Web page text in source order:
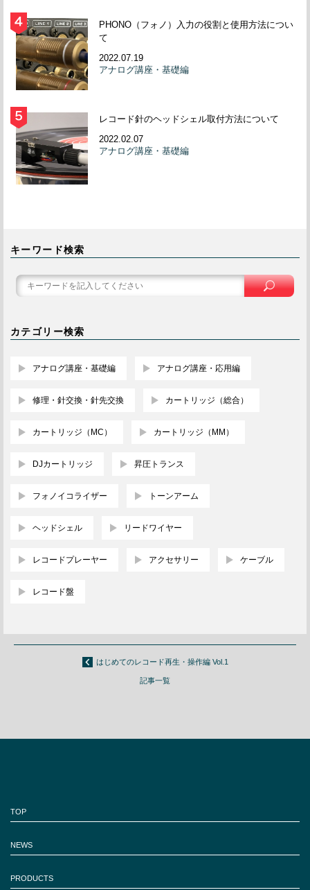
PHONO（フォノ）入力の役割と使用方法につい
て
2022.07.19
アナログ講座・基礎編
レコード針のヘッドシェル取付方法について
2022.02.07
アナログ講座・基礎編
キーワード検索
カテゴリー検索
アナログ講座・基礎編 アナログ講座・応用編
修理・針交換・針先交換 カートリッジ（総合）
カートリッジ（MC） カートリッジ（MM）
DJカートリッジ 昇圧トランス
フォノイコライザー トーンアーム
ヘッドシェル リードワイヤー
レコードプレーヤー アクセサリー ケーブル
レコード盤
はじめてのレコード再生・操作編 Vol.1
記事一覧
TOP
NEWS
PRODUCTS